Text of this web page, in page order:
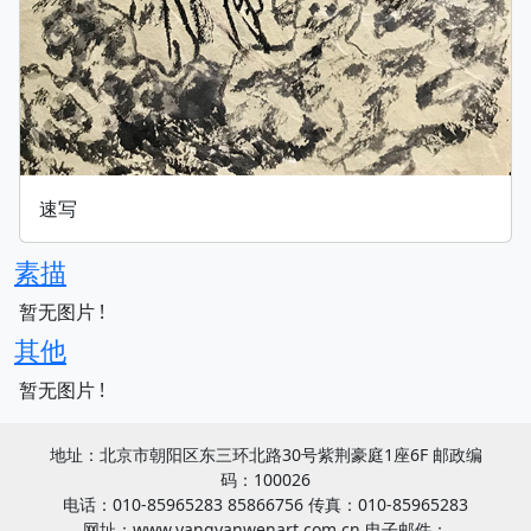
速写
素描
暂无图片 !
其他
暂无图片 !
地址：北京市朝阳区东三环北路30号紫荆豪庭1座6F 邮政编
码：100026
电话：010-85965283 85866756 传真：010-85965283